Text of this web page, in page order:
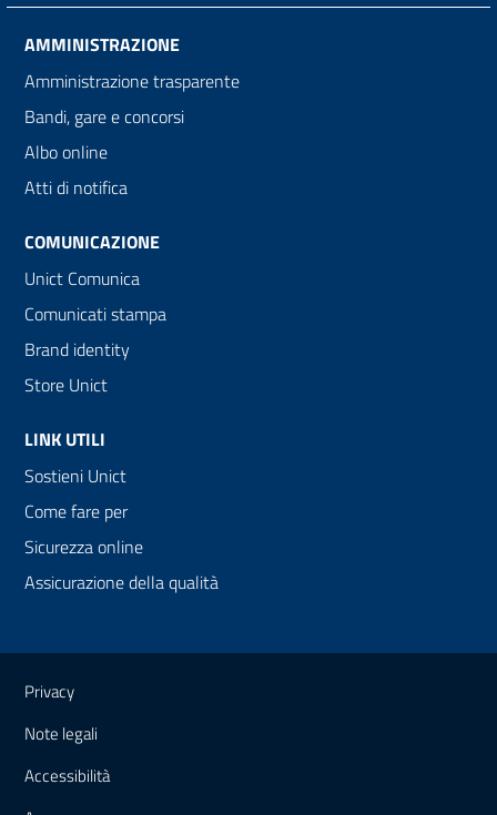
AMMINISTRAZIONE
Amministrazione trasparente
Bandi, gare e concorsi
Albo online
Atti di notifica
COMUNICAZIONE
Unict Comunica
Comunicati stampa
Brand identity
Store Unict
LINK UTILI
Sostieni Unict
Come fare per
Sicurezza online
Assicurazione della qualità
Link e informazioni utili
Privacy
Note legali
Accessibilità